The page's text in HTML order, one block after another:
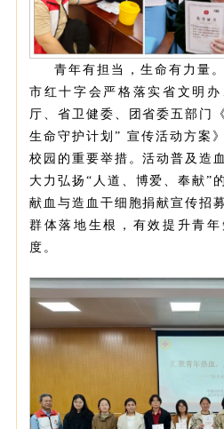
青年有担当，生命有力量
市红十字会严格落实省文明
厅、省卫健委、团省委五部门
生命守护计划” 宣传活动方案
校园的重要举措。活动普及造
大力弘扬“人道、博爱、奉献”
献血与造血干细胞捐献宣传招
群体落地生根，有效提升青
度。